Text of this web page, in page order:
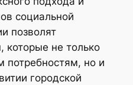
социальной
позволят
которые не только
потребностям, но и
городской